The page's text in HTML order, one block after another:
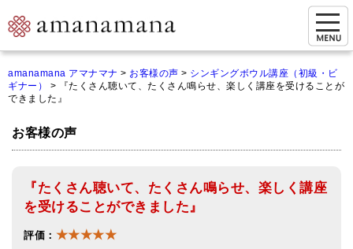
マイページ
ご来店予約（実店舗）
オンライン相談&購入
amanamana アマナマナ > お客様の声 > シンギングボウル講座（初級・ビ
ギナー）
>
『たくさん聴いて、たくさん鳴らせ、楽しく講座を受けることが
できました』
お客様の声
『たくさん聴いて、たくさん鳴らせ、楽しく講座
を受けることができました』
評価： ★★★★★